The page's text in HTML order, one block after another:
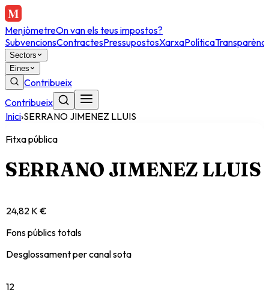
MenjòmetreOn van els teus impostos?
SubvencionsContractesPressupostosXarxaPolítica
Sectors
Eines
Contribueix
Contribueix
Inici›SERRANO JIMENEZ LLUIS
Fitxa pública
SERRANO JIMENEZ LLUIS
24,82 K €
Fons públics totals
Desglossament per canal sota
12